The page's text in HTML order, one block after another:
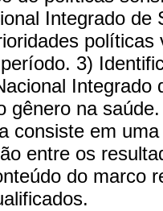
Integrado de
políticas
3)
gênero na
consiste em
entre os
do marco